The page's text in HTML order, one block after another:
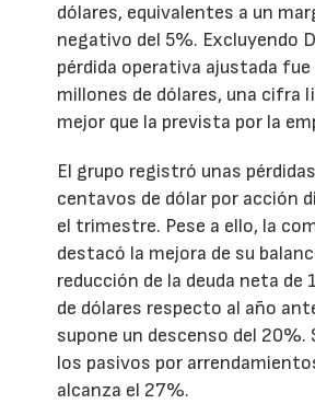
dólares, equivalentes a un
negativo del 5%. Excluyendo
pérdida operativa ajustada fue
millones de dólares, una cifra
mejor que la prevista por la
El grupo registró unas
centavos de dólar por acción
el trimestre. Pese a ello, la
destacó la mejora de su
reducción de la deuda neta de
de dólares respecto al año
supone un descenso del 20%.
los pasivos por
alcanza el 27%.